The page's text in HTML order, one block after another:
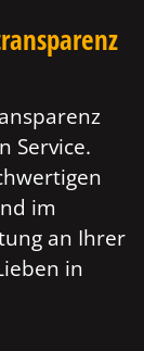
Service.
im
an Ihrer
in